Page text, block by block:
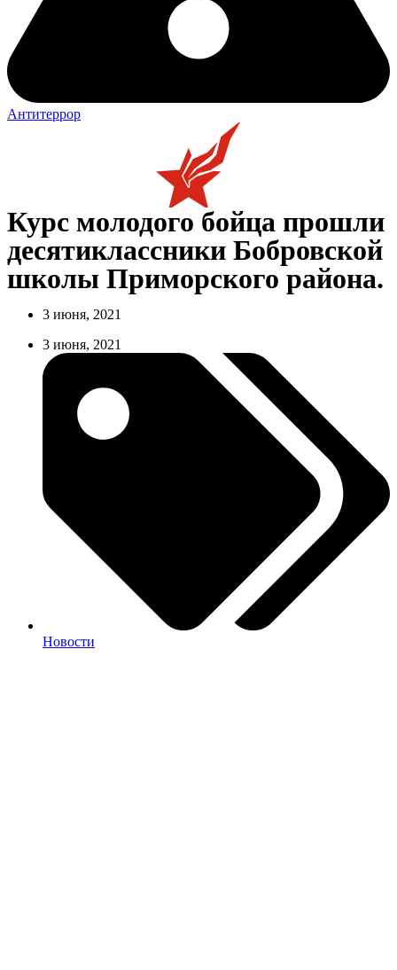
Антитеррор
Курс молодого бойца прошли
десятиклассники Бобровской
школы Приморского района.
3 июня, 2021
3 июня, 2021
Новости